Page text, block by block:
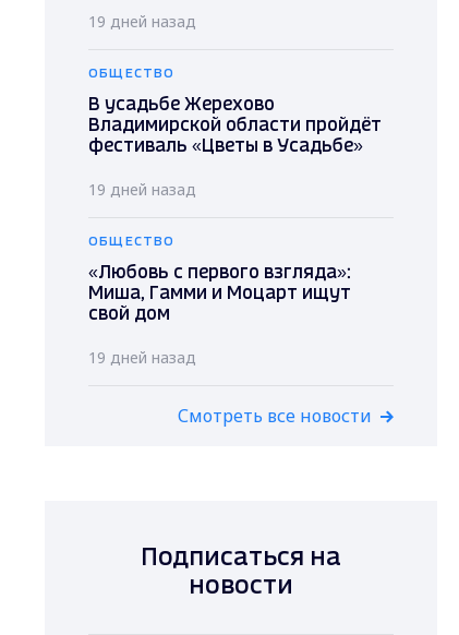
19 дней назад
ОБЩЕСТВО
В усадьбе Жерехово
Владимирской области пройдёт
фестиваль «Цветы в Усадьбе»
19 дней назад
ОБЩЕСТВО
«Любовь с первого взгляда»:
Миша, Гамми и Моцарт ищут
свой дом
19 дней назад
Смотреть все новости
Подписаться на
новости